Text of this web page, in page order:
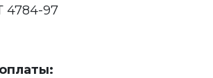
4784-97